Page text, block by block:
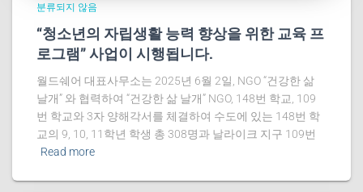
분류되지 않음
“청소년의 자립생활 능력 향상을 위한 교육 프
로그램” 사업이 시행됩니다.
월드쉐어 대표사무소는 2025년 6월 2일, NGO “건강한 삶
날개” 와 협력하여 “건강한 삶 날개” NGO, 148번 학교, 109
번 학교와 3자 양해각서를 체결하여 수도에 있는 148번 학
교의 9, 10, 11학년 학생 총 308명과 날라이크 지구 109번
Read more